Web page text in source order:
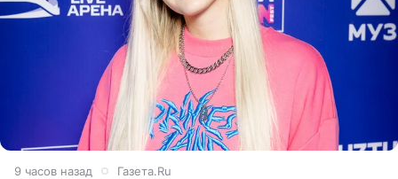
9 часов назад Газета.Ru